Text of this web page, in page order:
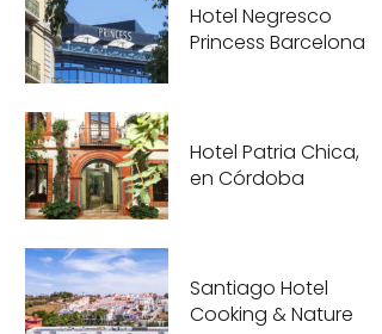
Hotel Negresco
Princess Barcelona
Hotel Patria Chica,
en Córdoba
Santiago Hotel
Cooking & Nature